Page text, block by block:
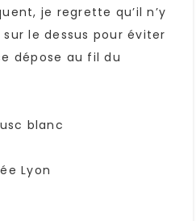
je regrette qu’il n’y
le dessus pour éviter
dépose au fil du